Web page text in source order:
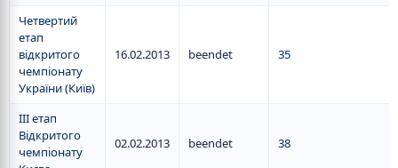
Четвертий
етап
відкритого
чемпіонату
України (Київ)
16.02.2013 beendet 35
III етап
Відкритого
чемпіонату
02.02.2013 beendet 38